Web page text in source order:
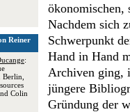
Reiner
:
Berlin,
Colin
ökonomischen,
Nachdem sich
Schwerpunkt
Hand in Hand
Archiven ging,
jüngere
Gründung der